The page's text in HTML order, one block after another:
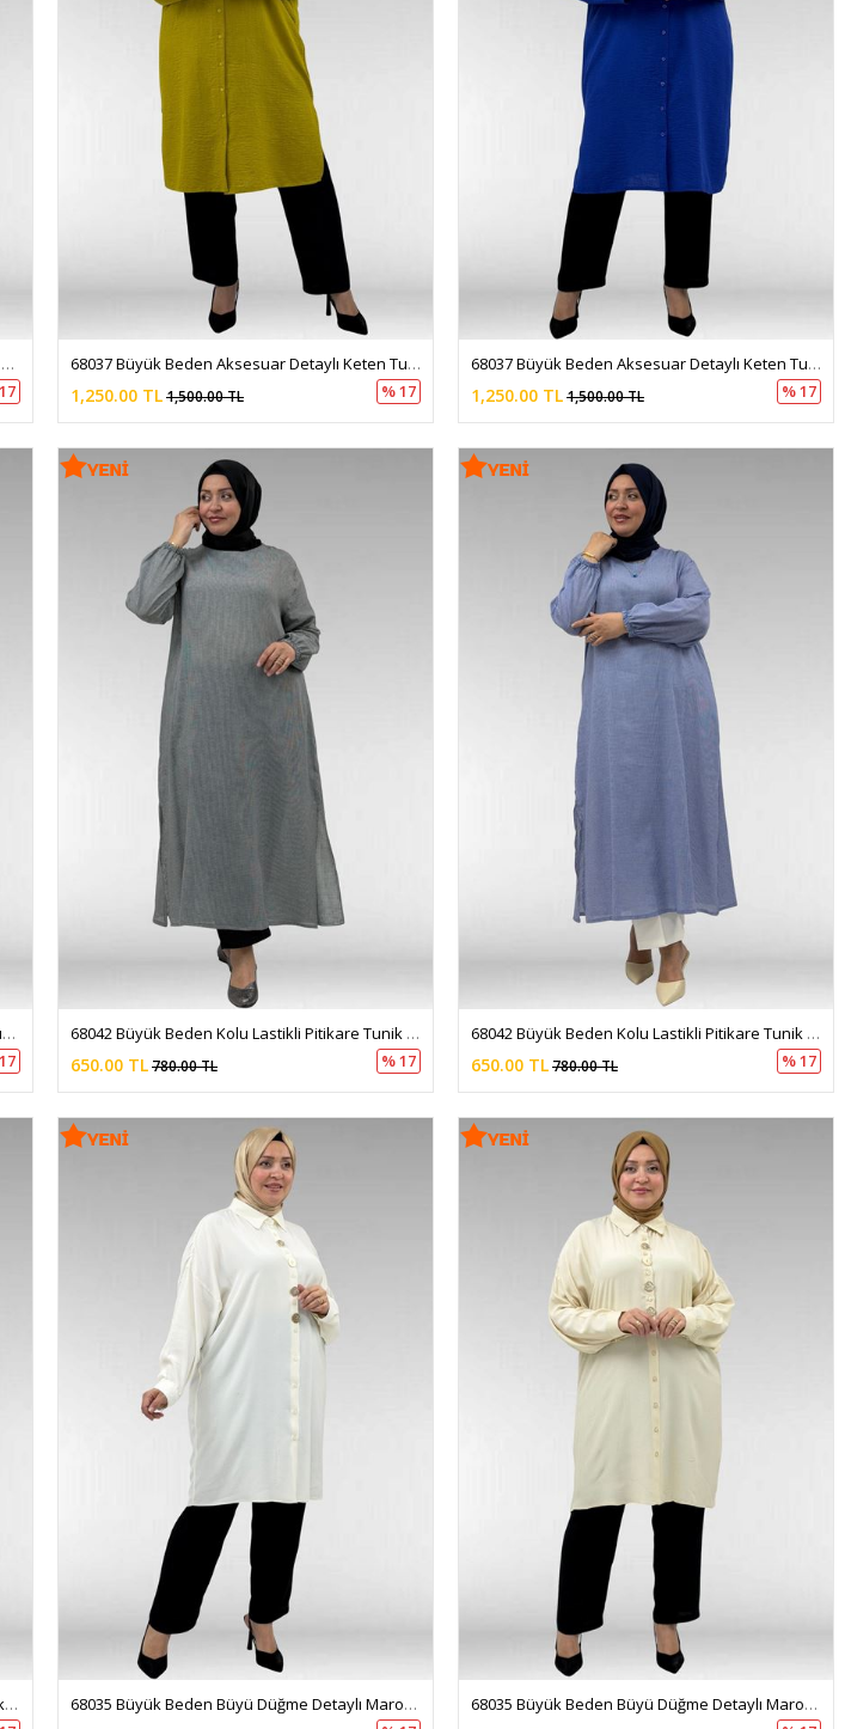
62010 Büyük Beden Ön Patlı Pat Üzeri Perçinli Airobin Elbise - Siyah 68037 Büyük Beden Aksesuar Detaylı Keten Tunik - Yağ Yeşili
1,250.00 TL1,500.00 TL % 17
68037 Büyük Beden Aksesuar Detaylı Keten Tunik - Saks
1,250.00 TL1,500.00 TL % 17
68032 Büyük Beden Halka Detaylı Maroken Tunik - Benetton 68042 Büyük Beden Kolu Lastikli Pitikare Tunik - Pitikare Siyah
650.00 TL780.00 TL % 17
68042 Büyük Beden Kolu Lastikli Pitikare Tunik - Pitikare Saks
650.00 TL780.00 TL % 17
68041 Büyük Beden Eteği Parçalı Pitikare Tunik - Pitikare Siyah 68035 Büyük Beden Büyü Düğme Detaylı Maroken Gömlek - Ekru 68035 Büyük Beden Büyü Düğme Detaylı Maroken Gömlek - Bej